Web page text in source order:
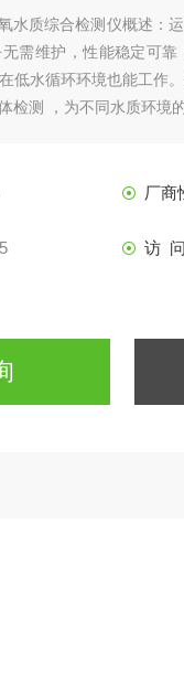
水质综合检测仪概述：
需维护，性能稳定可
低水循环环境也能工作
检测 ，为不同水质环境
厂商
访